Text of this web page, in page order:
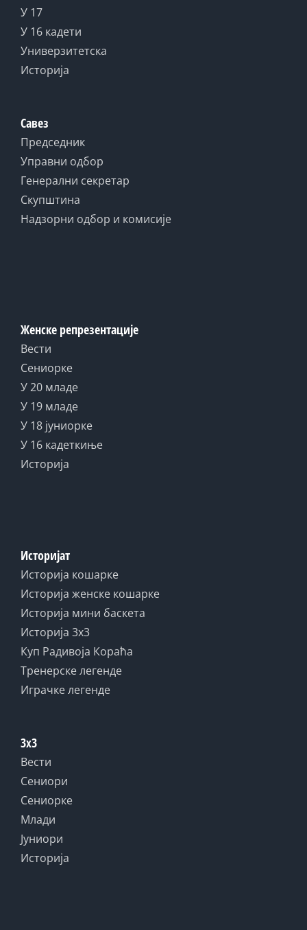
У 17
У 16 кадети
Универзитетска
Историја
Савез
Председник
Управни одбор
Генерални секретар
Скупштина
Надзорни одбор и комисије
Женске репрезентације
Вести
Сениорке
У 20 младе
У 19 младе
У 18 јуниорке
У 16 кадеткиње
Историја
Историјат
Историја кошарке
Историја женске кошарке
Историја мини баскета
Историја 3x3
Куп Радивоја Кораћа
Тренерске легенде
Играчке легенде
3x3
Вести
Сениори
Сениорке
Млади
Јуниори
Историја